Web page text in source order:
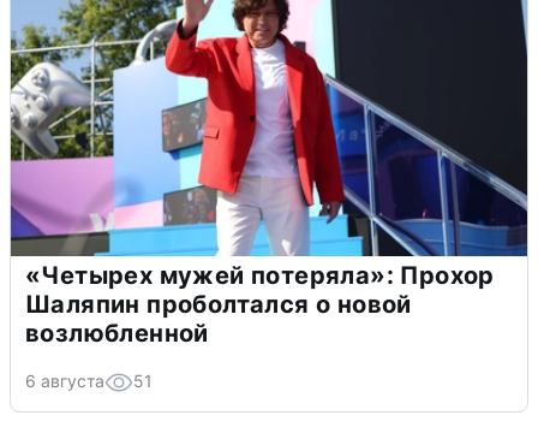
«Четырех мужей потеряла»: Прохор
Шаляпин проболтался о новой
возлюбленной
6 августа 51